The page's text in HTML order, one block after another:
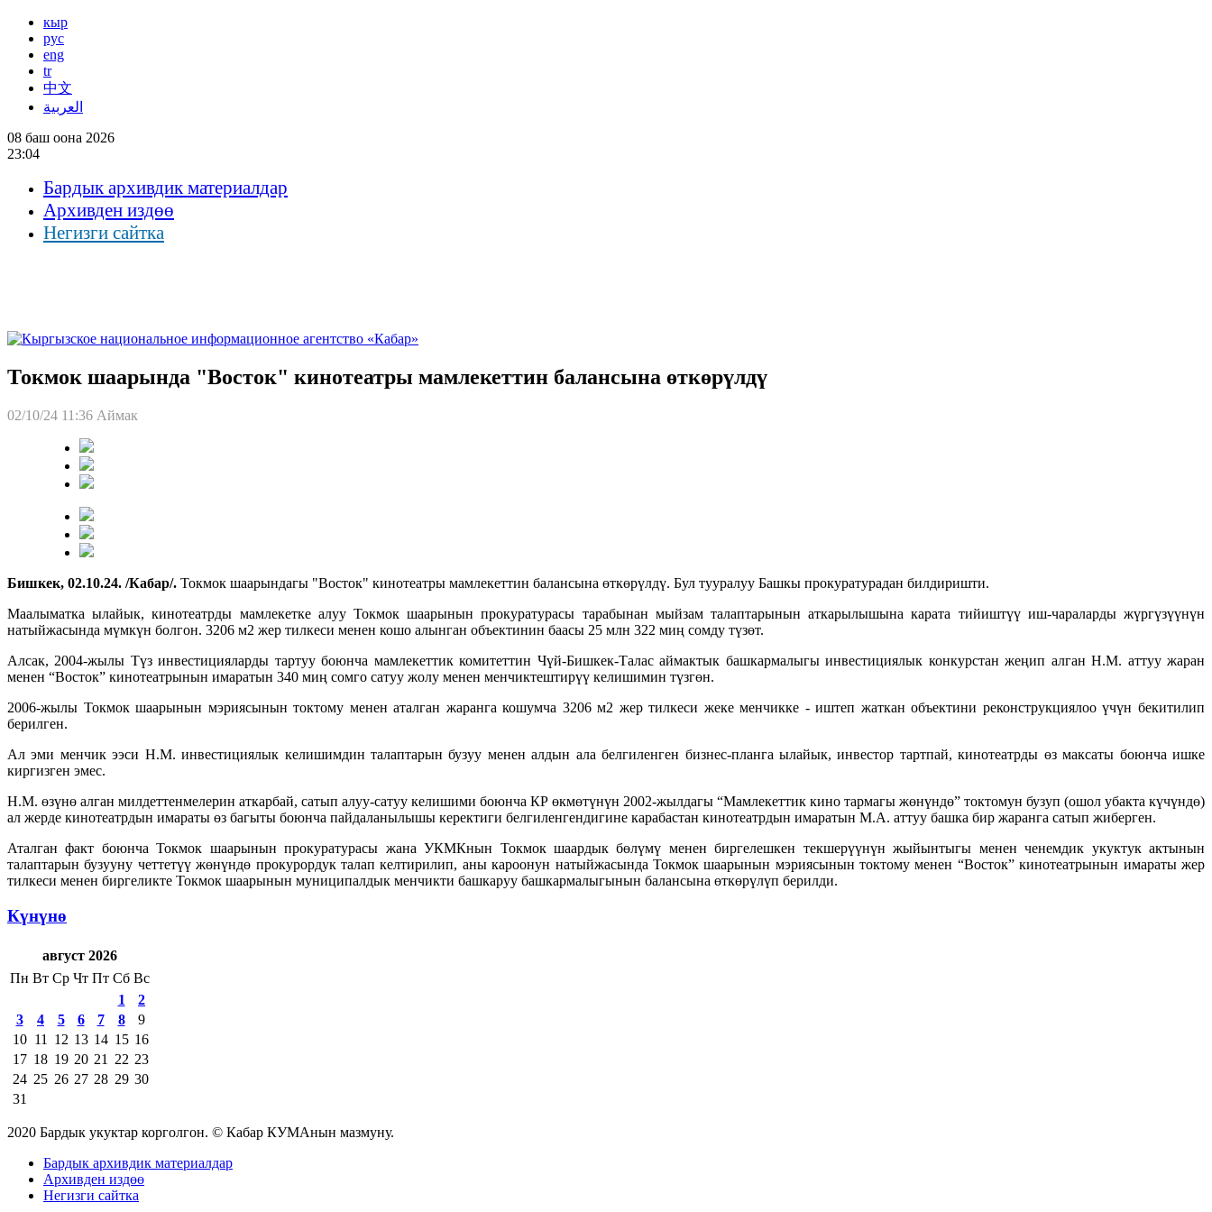
кыр
рус
eng
tr
中文
العربية
08 баш оона 2026
23:04
Бардык архивдик материалдар
Архивден издөө
Негизги сайтка
Токмок шаарында "Восток" кинотеатры мамлекеттин балансына өткөрүлдү
02/10/24 11:36 Аймак
Бишкек, 02.10.24. /Кабар/. Токмок шаарындагы "Восток" кинотеатры мамлекеттин балансына өткөрүлдү. Бул тууралуу Башкы прокуратурадан билдиришти.
Маалыматка ылайык, кинотеатрды мамлекетке алуу Токмок шаарынын прокуратурасы тарабынан мыйзам талаптарынын аткарылышына карата тийиштүү иш-чараларды жүргүзүүнүн
натыйжасында мүмкүн болгон. 3206 м2 жер тилкеси менен кошо алынган объектинин баасы 25 млн 322 миң сомду түзөт.
Алсак, 2004-жылы Түз инвестицияларды тартуу боюнча мамлекеттик комитеттин Чүй-Бишкек-Талас аймактык башкармалыгы инвестициялык конкурстан жеңип алган Н.М. аттуу жаран
менен “Восток” кинотеатрынын имаратын 340 миң сомго сатуу жолу менен менчиктештирүү келишимин түзгөн.
2006-жылы Токмок шаарынын мэриясынын токтому менен аталган жаранга кошумча 3206 м2 жер тилкеси жеке менчикке - иштеп жаткан объектини реконструкциялоо үчүн бекитилип
берилген.
Ал эми менчик ээси Н.М. инвестициялык келишимдин талаптарын бузуу менен алдын ала белгиленген бизнес-планга ылайык, инвестор тартпай, кинотеатрды өз максаты боюнча ишке
киргизген эмес.
Н.М. өзүнө алган милдеттенмелерин аткарбай, сатып алуу-сатуу келишими боюнча КР өкмөтүнүн 2002-жылдагы “Мамлекеттик кино тармагы жөнүндө” токтомун бузуп (ошол убакта күчүндө)
ал жерде кинотеатрдын имараты өз багыты боюнча пайдаланылышы керектиги белгиленгендигине карабастан кинотеатрдын имаратын М.А. аттуу башка бир жаранга сатып жиберген.
Аталган факт боюнча Токмок шаарынын прокуратурасы жана УКМКнын Токмок шаардык бөлүмү менен биргелешкен текшерүүнүн жыйынтыгы менен ченемдик укуктук актынын
талаптарын бузууну четтетүү жөнүндө прокурордук талап келтирилип, аны кароонун натыйжасында Токмок шаарынын мэриясынын токтому менен “Восток” кинотеатрынын имараты жер
тилкеси менен биргеликте Токмок шаарынын муниципалдык менчикти башкаруу башкармалыгынын балансына өткөрүлүп берилди.
Күнүнө
август 2026
Пн Вт Ср Чт Пт Сб Вс
1
2
3
4 5 6 7 8
9
10 11 12 13 14 15 16
17 18 19 20 21 22 23
24 25 26 27 28 29 30
31
2020 Бардык укуктар корголгон. © Кабар КУМАнын мазмуну.
Бардык архивдик материалдар
Архивден издөө
Негизги сайтка